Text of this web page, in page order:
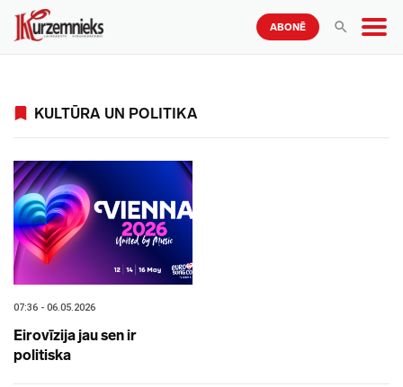
ABONĒ
KULTŪRA UN POLITIKA
07:36 - 06.05.2026
Eirovīzija jau sen ir
politiska